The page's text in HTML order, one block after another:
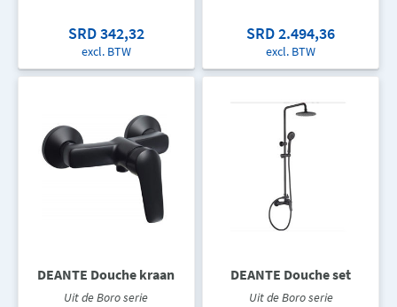
SRD 342,32
excl. BTW
SRD 2.494,36
excl. BTW
DEANTE Douche kraan
Uit de Boro serie
DEANTE Douche set
Uit de Boro serie